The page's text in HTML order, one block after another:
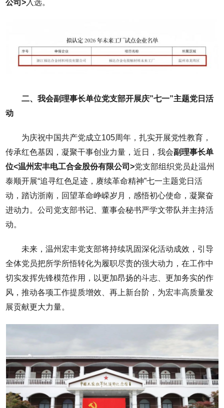
公司>入选。
二、我会副理事长单位党支部开展庆”七一”主题党日活
动
为庆祝中国共产党成立105周年，扎实开展党性教育，
传承红色基因，凝聚干事创业力量，近日，我会副理事长单
位<温州宏丰电工合金股份有限公司>党支部组织党员赴温州
泰顺开展“追寻红色足迹，赓续革命精神”七一主题党日活
动，踏访浙南，回望革命峥嵘岁月，感悟初心使命，凝聚奋
进动力。公司党支部书记、董事会秘书严学文带队并主持活
动。
未来，温州宏丰党支部将持续巩固深化活动成效，引导
全体党员把所学所悟转化为履职尽责的强大动力，在工作中
切实发挥先锋模范作用，以更加昂扬的斗志、更加务实的作
风，推动各项工作提质增效、再上新台阶，为宏丰高质量发
展贡献更大力量。